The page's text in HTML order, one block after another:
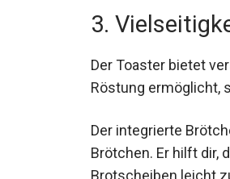
3.
Der Toaster bietet
Röstung ermöglicht,
Der integrierte
Brötchen. Er hilft dir,
Brotscheiben leicht